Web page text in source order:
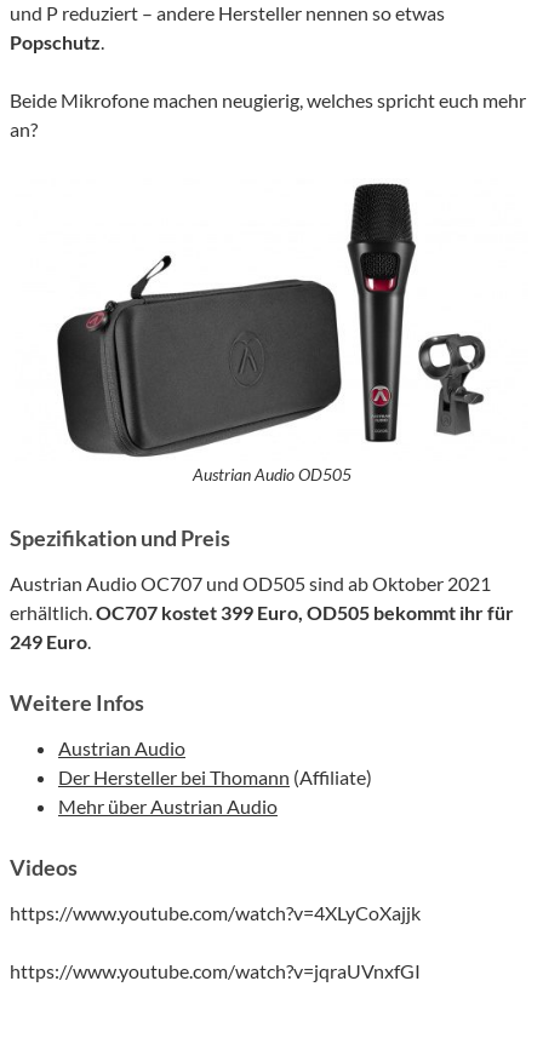
und P reduziert – andere Hersteller nennen so etwas
Popschutz.
Beide Mikrofone machen neugierig, welches spricht euch mehr
an?
Austrian Audio OD505
Spezifikation und Preis
Austrian Audio OC707 und OD505 sind ab Oktober 2021
erhältlich. OC707 kostet 399 Euro, OD505 bekommt ihr für
249 Euro
Weitere Infos
Austrian Audio
Der Hersteller bei Thomann (Affiliate)
Mehr über Austrian Audio
Videos
https://www.youtube.com/watch?v=4XLyCoXajjk
https://www.youtube.com/watch?v=jqraUVnxfGI